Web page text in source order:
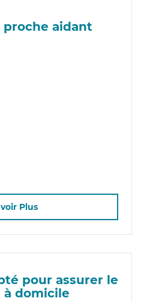
proche aidant
Plus
pour assurer le
domicile